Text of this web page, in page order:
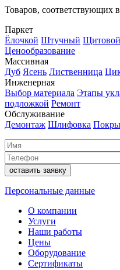
Товаров, соответствующих
Паркет
Ёлочкой Штучный Щитовой
Ценообразование
Массивная
Дуб Ясень Лиственница
Инженерная
Выбор материала Этапы
подложкой Ремонт
Обслуживание
Демонтаж Шлифовка
Персональные данные
О компании
Услуги
Наши работы
Цены
Оборудование
Сертификаты